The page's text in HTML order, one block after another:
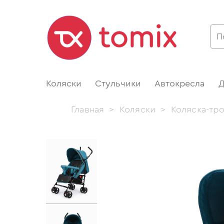
Коляски Стульчики Автокресла
Главная > Коляски > Коляска-